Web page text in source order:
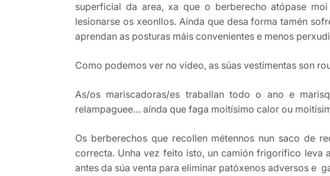
superficial da area, xa que o berberecho atópase
lesionarse os xeonllos. Aínda que desa forma tamén
aprendan as posturas máis convenientes e menos
Como podemos ver no vídeo, as súas vestimentas son
As/os mariscadoras/es traballan todo o ano e
relampaguee… aínda que faga moitísimo calor ou
Os berberechos que recollen métennos nun saco de
correcta. Unha vez feito isto, un camión frigorífico leva
antes da súa venta para eliminar patóxenos adversos e